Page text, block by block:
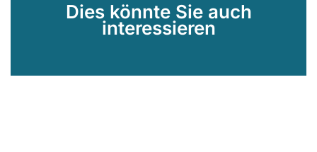
Dies könnte Sie auch
interessieren